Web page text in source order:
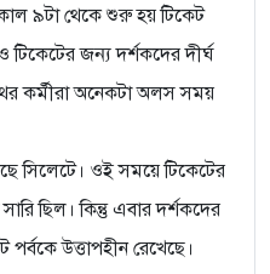
৯টা থেকে শুরু হয় টিকেট
টিকেটের জন্য দর্শকদের দীর্ঘ
কর্মীরা অনেকটা অলস সময়
সিলেটে। ওই সময়ে টিকেটের
ছিল। কিন্তু এবার দর্শকদের
পর্বকে উত্তাপহীন রেখেছে।